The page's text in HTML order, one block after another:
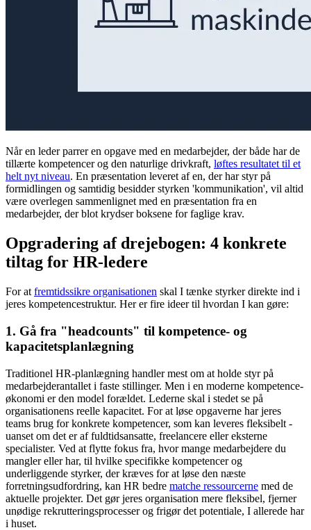
Når en leder parrer en opgave med en medarbejder, der både har de
tillærte kompetencer og den naturlige drivkraft, løftes resultatet til et
helt nyt niveau. En præsentation leveret af en, der har styr på
formidlingen og samtidig besidder styrken 'kommunikation', vil altid
være overlegen sammenlignet med en præsentation fra en
medarbejder, der blot krydser boksene for faglige krav.
Opgradering af drejebogen: 4 konkrete
tiltag for HR-ledere
For at fremtidssikre organisationen skal I tænke styrker direkte ind i
jeres kompetencestruktur. Her er fire ideer til hvordan I kan gøre:
1. Gå fra "headcounts" til kompetence- og
kapacitetsplanlægning
Traditionel HR-planlægning handler mest om at holde styr på
medarbejderantallet i faste stillinger. Men i en moderne kompetence-
økonomi er den model forældet. Lederne skal i stedet se på
organisationens reelle kapacitet. For at løse opgaverne har jeres
teams brug for konkrete kompetencer, som kan leveres fleksibelt -
uanset om det er af fuldtidsansatte, freelancere eller eksterne
specialister. Ved at flytte fokus fra, hvor mange medarbejdere du
mangler eller har, til hvilke specifikke kompetencer og
underliggende styrker, der kræves for at løse den næste
forretningsudfordring, kan HR bedre matche ressourcerne med de
aktuelle projekter. Det gør jeres organisation mere fleksibel, fjerner
unødige rekrutteringsprocesser og frigør det potentiale, I allerede har
i huset.